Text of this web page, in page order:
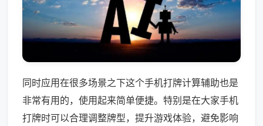
同时应用在很多场景之下这个手机打牌计算辅助也是
非常有用的，使用起来简单便捷。特别是在大家手机
打牌时可以合理调整牌型，提升游戏体验，避免影响